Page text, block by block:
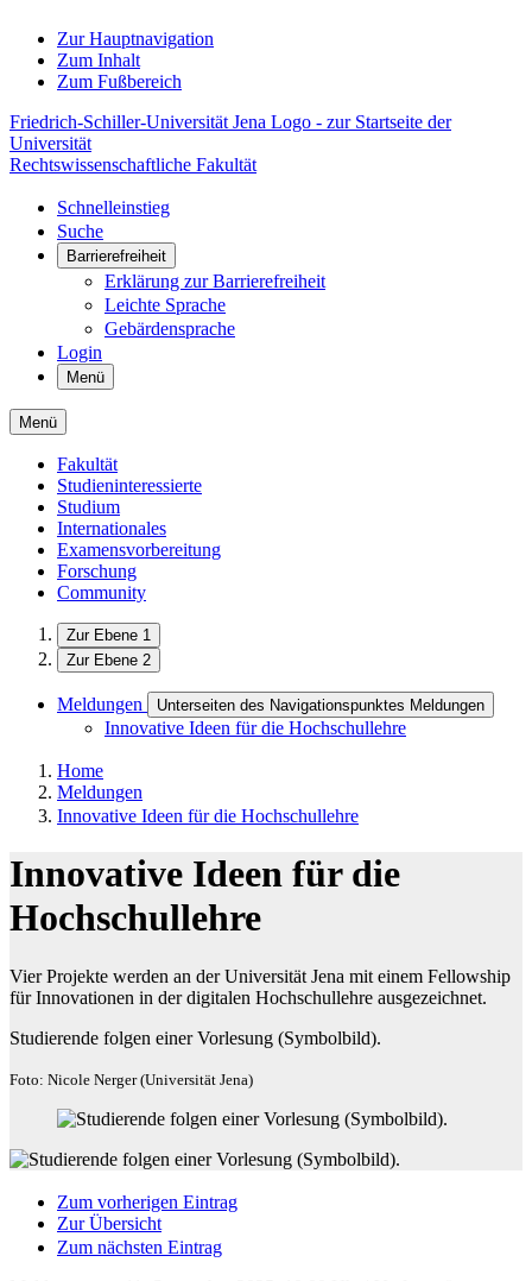
Zur Hauptnavigation
Zum Inhalt
Zum Fußbereich
Friedrich-Schiller-Universität Jena Logo - zur Startseite der
Universität
Rechtswissenschaftliche Fakultät
Schnelleinstieg
Suche
Barrierefreiheit
Erklärung zur Barrierefreiheit
Leichte Sprache
Gebärdensprache
Login
Menü
Menü
Fakultät
Studieninteressierte
Studium
Internationales
Examensvorbereitung
Forschung
Community
Zur Ebene 1
Zur Ebene 2
Meldungen Unterseiten des Navigationspunktes Meldungen
Innovative Ideen für die Hochschullehre
Home
Meldungen
Innovative Ideen für die Hochschullehre
Innovative Ideen für die
Hochschullehre
Vier Projekte werden an der Universität Jena mit einem Fellowship
für Innovationen in der digitalen Hochschullehre ausgezeichnet.
Studierende folgen einer Vorlesung (Symbolbild).
Foto: Nicole Nerger (Universität Jena)
Zum vorherigen Eintrag
Zur Übersicht
Zum nächsten Eintrag